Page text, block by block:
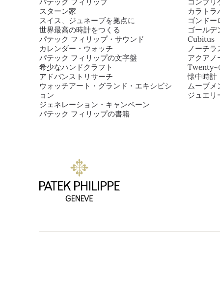
スターン家
スイス、ジュネーブを拠点に
世界最高の時計をつくる
パテック フィリップ・サウンド
カレンダー・ウォッチ
パテック フィリップの文字盤
希少なハンドクラフト
アドバンストリサーチ
ウォッチアート・グランド・エキシビシ
ョン
ジェネレーション・キャンペーン
パテック フィリップの書籍
カラトラ
ゴンドー
ゴールデ
Cubitus
ノーチラ
アクアノ
懐中時計
ムーブメ
ジュエリ